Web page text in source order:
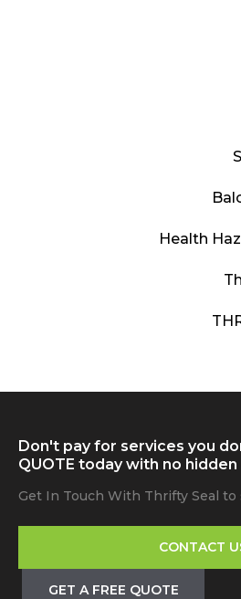
Health
Don't pay for services you
QUOTE today with no hidden
Get In Touch With Thrifty Seal to
CONTACT
GET A FREE QUOTE